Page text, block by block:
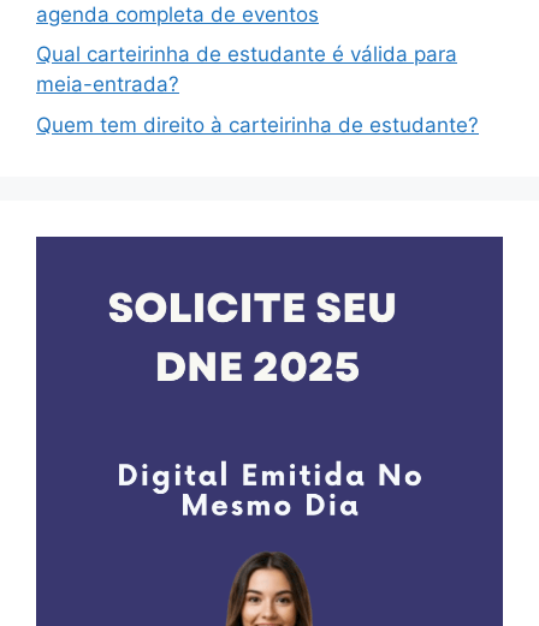
agenda completa de eventos
Qual carteirinha de estudante é válida para
meia-entrada?
Quem tem direito à carteirinha de estudante?